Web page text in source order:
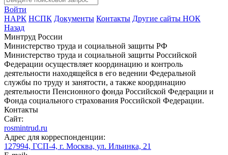
Войти
НАРК НСПК Документы Контакты Другие сайты НОК
Назад
Минтруд России
Министерство труда и социальной защиты РФ
Министерство труда и социальной защиты Российской
Федерации осуществляет координацию и контроль
деятельности находящейся в его ведении Федеральной
службы по труду и занятости, а также координацию
деятельности Пенсионного фонда Российской Федерации и
Фонда социального страхования Российской Федерации.
Контакты
Сайт:
rosmintrud.ru
Адрес для корреспонденции:
127994, ГСП-4, г. Москва, ул. Ильинка, 21